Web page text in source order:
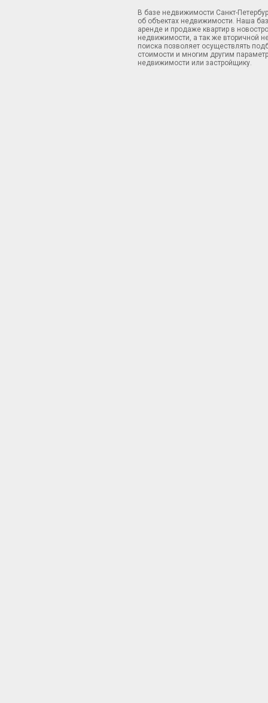
В базе недвижимости Санкт-
об объектах недвижимости. Наша
аренде и продаже квартир в
недвижимости, а так же вторичной
поиска позволяет осуществлять
стоимости и многим другим
недвижимости или застройщику.